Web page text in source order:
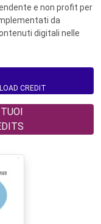
e non profit per
da
digitali nelle
CREDIT